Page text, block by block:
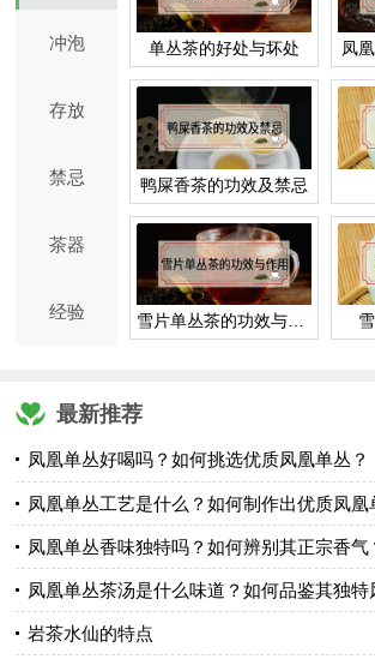
冲泡
存放
禁忌
茶器
经验
单丛茶的好处与坏处 凤
鸭屎香茶的功效及禁忌
雪片单丛茶的功效与作用
最新推荐
凤凰单丛好喝吗？如何挑选优质凤凰单丛？
凤凰单丛工艺是什么？如何制作出优质凤凰
凤凰单丛香味独特吗？如何辨别其正宗香气
凤凰单丛茶汤是什么味道？如何品鉴其独特
岩茶水仙的特点